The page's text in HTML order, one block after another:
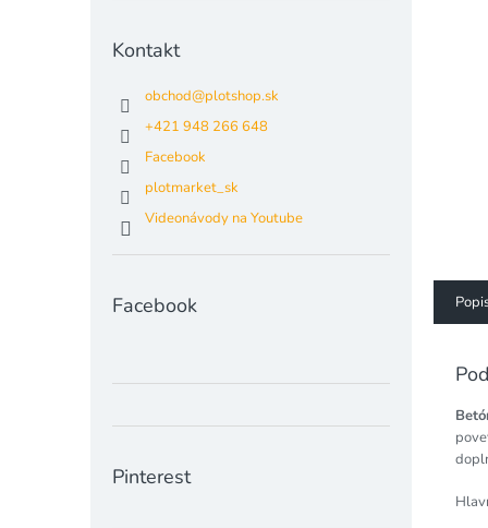
Kontakt
obchod@plotshop.sk
+421 948 266 648
Facebook
plotmarket_sk
Videonávody na Youtube
Facebook
Pinterest